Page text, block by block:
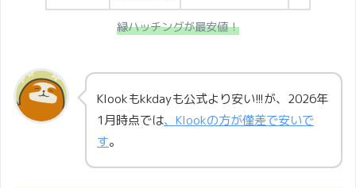
緑ハッチングが最安値！
Klookもkkdayも公式より安い!!!が、2026年
1月時点では、Klookの方が僅差で安いで
す。